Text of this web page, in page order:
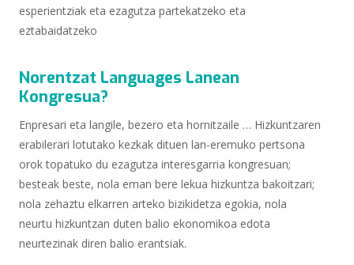
esperientziak eta ezagutza partekatzeko eta
eztabaidatzeko
Norentzat Languages Lanean
Kongresua?
Enpresari eta langile, bezero eta hornitzaile … Hizkuntzaren
erabilerari lotutako kezkak dituen lan-eremuko pertsona
orok topatuko du ezagutza interesgarria kongresuan;
besteak beste, nola eman bere lekua hizkuntza bakoitzari;
nola zehaztu elkarren arteko bizikidetza egokia, nola
neurtu hizkuntzan duten balio ekonomikoa edota
neurtezinak diren balio erantsiak.